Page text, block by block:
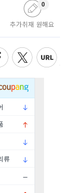
추가취재 원해요
0